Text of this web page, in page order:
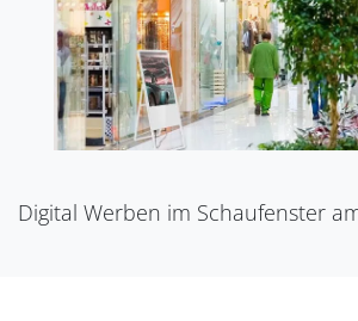
Digital Werben im Schaufenster